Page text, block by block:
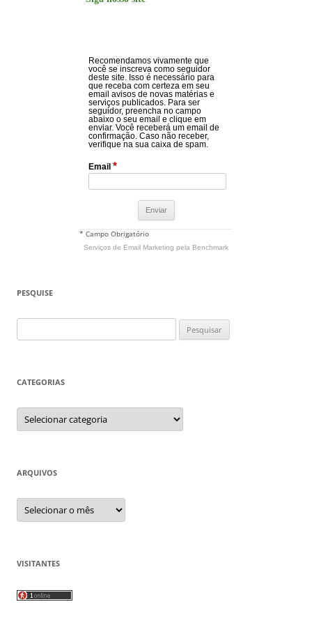
Recomendamos vivamente que
você se inscreva como seguidor
deste site. Isso é necessário para
que receba com certeza em seu
email avisos de novas matérias e
serviços publicados. Para ser
seguidor, preencha no campo
abaixo o seu email e clique em
enviar. Você receberá um email de
confirmação. Caso não receber,
verifique na sua caixa de spam.
Email *
* Campo Obrigatório
Serviços de Email Marketing pela Benchmark
PESQUISE
por:
CATEGORIAS
Categorias
ARQUIVOS
Arquivos
VISITANTES